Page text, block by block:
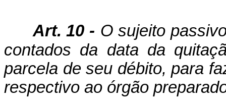
Art. 10 - O sujeito
contados da data da
parcela de seu débito, para
respectivo ao órgão